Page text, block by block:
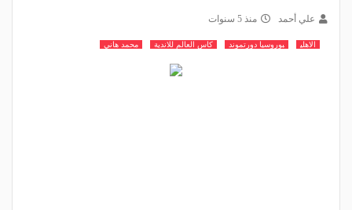
علي أحمد منذ 5 سنوات
الاهلي بوروسيا دورتموند كاس العالم للاندية محمد هاني